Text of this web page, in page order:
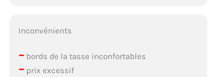
Inconvénients
–bords de la tasse inconfortables
–prix excessif